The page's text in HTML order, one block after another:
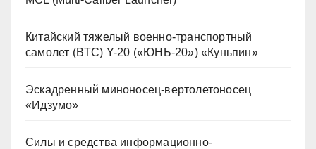
Китайский тяжелый военно-транспортный
самолет (BTC) Y-20 («ЮНЬ-20») «Куньпин»
Эскадренный миноносец-вертолетоносец
«Идзумо»
Силы и средства информационно-